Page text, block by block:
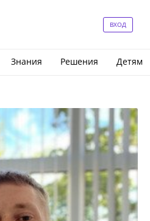
ВХОД
Знания Решения Детям